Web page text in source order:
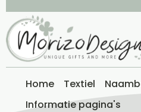
Home Textiel
Informatie pagina's